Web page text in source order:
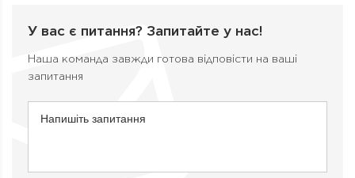
У вас є питання? Запитайте у нас!
Наша команда завжди готова відповісти на ваші
запитання